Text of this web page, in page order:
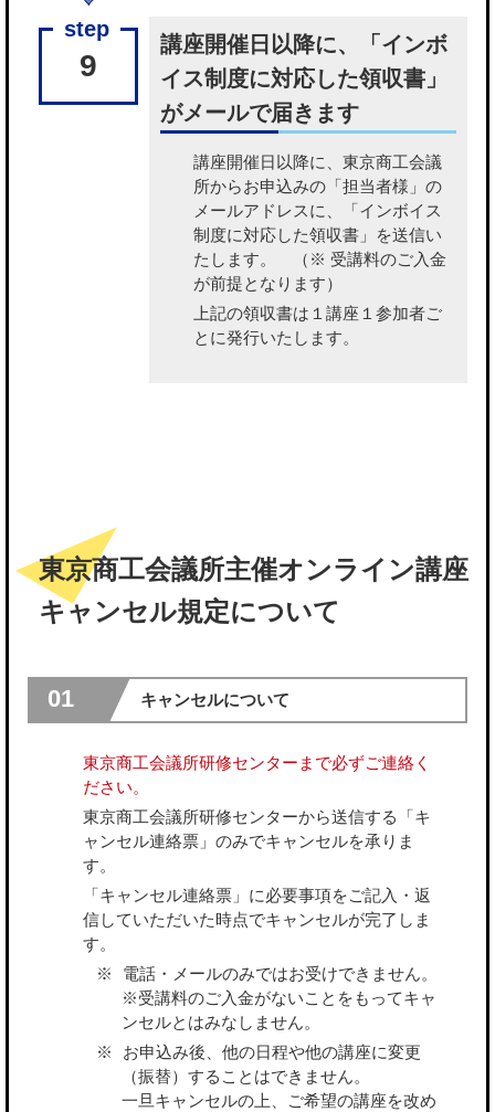
9
講座開催日以降に、「インボ
イス制度に対応した領収書」
がメールで届きます
講座開催日以降に、東京商工会議
所からお申込みの「担当者様」の
メールアドレスに、「インボイス
制度に対応した領収書」を送信い
たします。
（※ 受講料のご入金
が前提となります）
上記の領収書は１講座１参加者ご
とに発行いたします。
東京商工会議所主催オンライン講座
キャンセル規定について
01 キャンセルについて
東京商工会議所研修センターまで必ずご連絡く
ださい。
東京商工会議所研修センターから送信する「キ
ャンセル連絡票」のみでキャンセルを承りま
す。
「キャンセル連絡票」に必要事項をご記入・返
信していただいた時点でキャンセルが完了しま
す。
電話・メールのみではお受けできません。
※受講料のご入金がないことをもってキャ
ンセルとはみなしません。
お申込み後、他の日程や他の講座に変更
（振替）することはできません。
一旦キャンセルの上、ご希望の講座を改め